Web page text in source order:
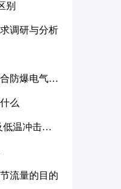
别
调研与分析
防爆电气设
么
低温冲击要
流量的目的